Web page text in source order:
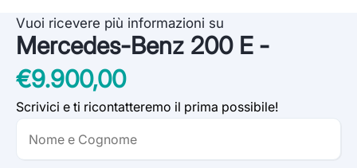
Vuoi ricevere più informazioni su
Mercedes-Benz 200 E -
€9.900,00
Scrivici e ti ricontatteremo il prima possibile!